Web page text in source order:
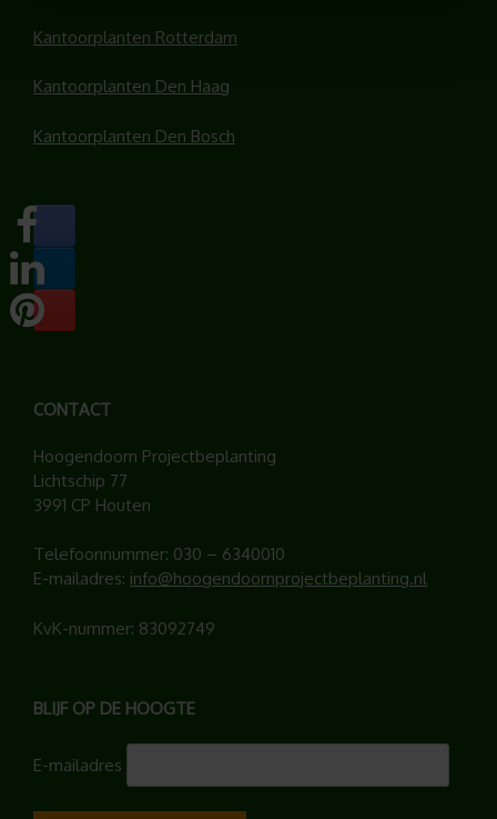
Kantoorplanten Rotterdam
Kantoorplanten Den Haag
Kantoorplanten Den Bosch
CONTACT
Hoogendoorn Projectbeplanting
Lichtschip 77
3991 CP Houten
Telefoonnummer: 030 – 6340010
E-mailadres: info@hoogendoornprojectbeplanting.nl
KvK-nummer: 83092749
BLIJF OP DE HOOGTE
E-mailadres